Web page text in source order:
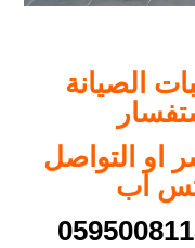
الصيانة
او التواصل
اب